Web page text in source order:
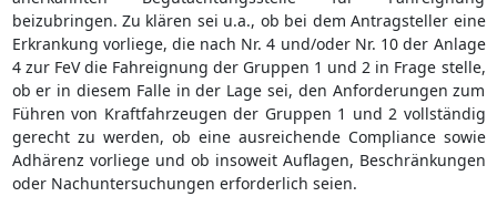
beizubringen. Zu klären sei u.a., ob bei dem Antragsteller eine
Erkrankung vorliege, die nach Nr. 4 und/oder Nr. 10 der Anlage
4 zur FeV die Fahreignung der Gruppen 1 und 2 in Frage stelle,
ob er in diesem Falle in der Lage sei, den Anforderungen zum
Führen von Kraftfahrzeugen der Gruppen 1 und 2 vollständig
gerecht zu werden, ob eine ausreichende Compliance sowie
Adhärenz vorliege und ob insoweit Auflagen, Beschränkungen
oder Nachuntersuchungen erforderlich seien.